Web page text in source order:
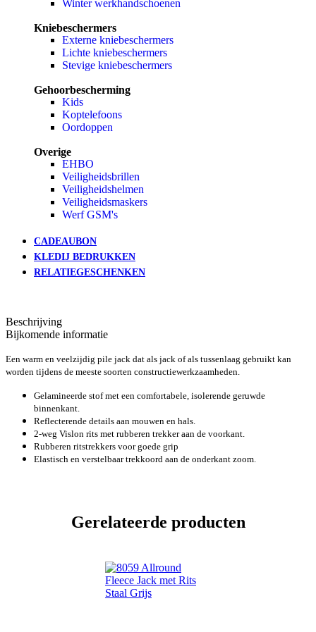
Winter werkhandschoenen
Kniebeschermers
Externe kniebeschermers
Lichte kniebeschermers
Stevige kniebeschermers
Gehoorbescherming
Kids
Koptelefoons
Oordoppen
Overige
EHBO
Veiligheidsbrillen
Veiligheidshelmen
Veiligheidsmaskers
Werf GSM's
CADEAUBON
KLEDIJ BEDRUKKEN
RELATIEGESCHENKEN
Beschrijving
Bijkomende informatie
Een warm en veelzijdig pile jack dat als jack of als tussenlaag gebruikt kan
worden tijdens de meeste soorten constructiewerkzaamheden.
Gelamineerde stof met een comfortabele, isolerende geruwde
binnenkant.
Reflecterende details aan mouwen en hals.
2-weg Vislon rits met rubberen trekker aan de voorkant.
Rubberen ritstrekkers voor goede grip
Elastisch en verstelbaar trekkoord aan de onderkant zoom.
Gerelateerde producten